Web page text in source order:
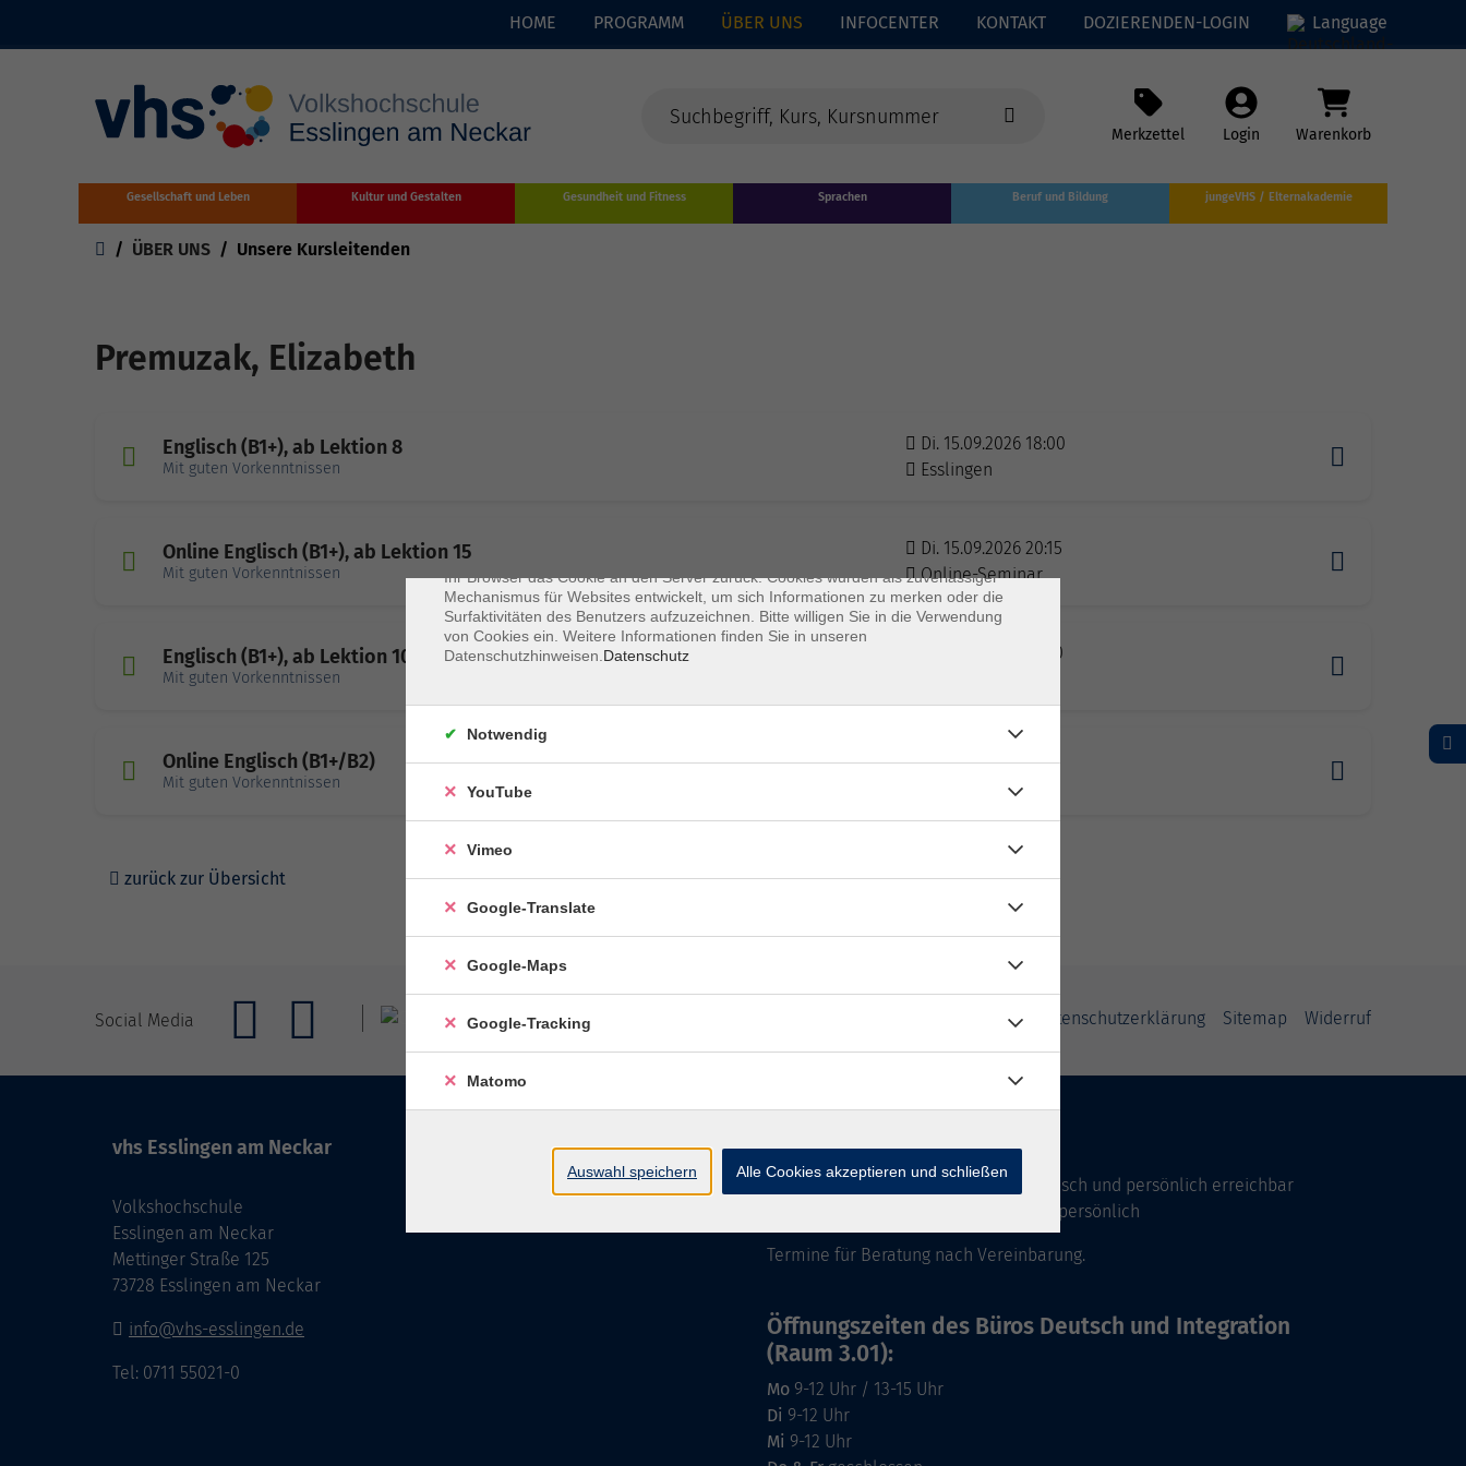
Zum Hauptinhalt springen
HOME PROGRAMM ÜBER UNS INFOCENTER KONTAKT DOZIERENDEN-LOGIN Language
Merkzettel Login Warenkorb
Gesellschaft und Leben Kultur und Gestalten Gesundheit und Fitness Sprachen Beruf und Bildung jungeVHS / Elternakademie
Sie sind hier:
ÜBER UNS Unsere Kursleitenden
Premuzak, Elizabeth
Englisch (B1+), ab Lektion 8
Mit guten Vorkenntnissen
Di. 15.09.2026 18:00
Esslingen
Online Englisch (B1+), ab Lektion 15
Mit guten Vorkenntnissen
Di. 15.09.2026 20:15
Online-Seminar
Englisch (B1+), ab Lektion 10
Mit guten Vorkenntnissen
Di. 12.01.2027 18:00
Online Englisch (B1+/B2)
Mit guten Vorkenntnissen
Di. 12.01.2027 20:15
Online-Seminar
zurück zur Übersicht
Social Media AGB Datenschutzerklärung Sitemap Widerruf
vhs Esslingen am Neckar
Volkshochschule
Esslingen am Neckar
Mettinger Straße 125
73728 Esslingen am Neckar
info@vhs-esslingen.de
Tel: 0711 55021-0
Öffnungszeiten:
Mo–Fr vormittags:
9–12.30 Uhr telefonisch und persönlich erreichbar
13.30–17 Uhr nur persönlich
Termine für Beratung nach Vereinbarung.
Öffnungszeiten des Büros Deutsch und Integration
(Raum 3.01):
Mo 9-12 Uhr / 13-15 Uhr
Di 9-12 Uhr
Mi 9-12 Uhr
gespeichert werden. Ihr Browser speichert jede Nachricht in einer kleinen Datei, die
Cookie genannt wird. Wenn Sie eine weitere Seite vom Server anfordern, sendet
Ihr Browser das Cookie an den Server zurück. Cookies wurden als zuverlässiger
Mechanismus für Websites entwickelt, um sich Informationen zu merken oder die
Surfaktivitäten des Benutzers aufzuzeichnen. Bitte willigen Sie in die Verwendung
von Cookies ein. Weitere Informationen finden Sie in unseren
Datenschutzhinweisen. Datenschutz
×
Notwendig
YouTube
Vimeo
Google-Translate
Google-Maps
Google-Tracking
Matomo
Auswahl speichern Alle Cookies akzeptieren und schließen